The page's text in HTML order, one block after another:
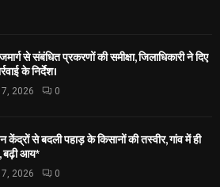
से संबंधित प्रकरणों की समीक्षा, जिलाधिकारी ने दिए
के निर्देश।
2026 0
केंद्रों से बदली पहाड़ के किसानों की तस्वीर, गांव में ही
बढ़ी आय*
2026 0